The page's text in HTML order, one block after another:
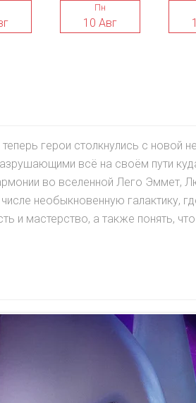
Пн
10 Авг
герои столкнулись с новой
всё на своём пути
во вселенной Лего Эммет,
необыкновенную галактику,
и мастерство, а также понять,